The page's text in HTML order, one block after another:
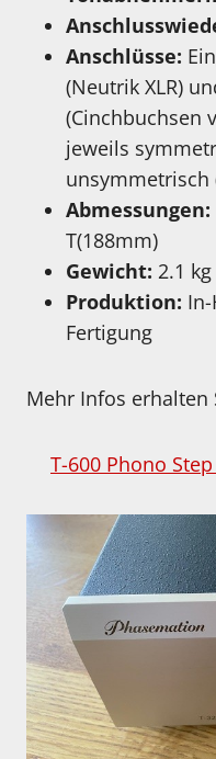
Anschlüsse:
(Neutrik XLR)
(Cinchbuchsen
jeweils
unsymmetrisch
Abmessungen:
T(188mm)
Gewicht: 2.1 kg
Produktion:
Fertigung
Mehr Infos erhalten
T-600 Phono